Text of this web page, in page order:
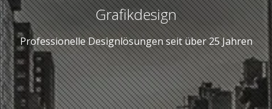
Grafikdesign
Professionelle Designlösungen seit über 25 Jahren